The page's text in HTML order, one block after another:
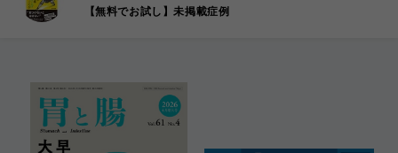
【無料でお試し】未掲載症例